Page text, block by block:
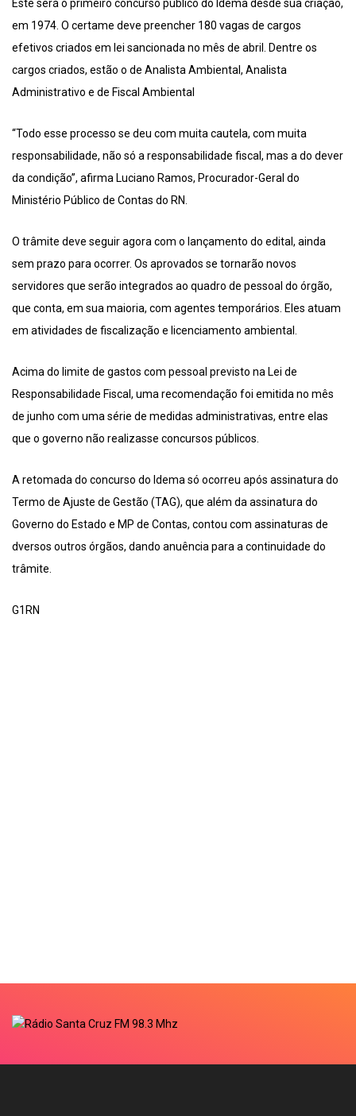
Este será o primeiro concurso público do Idema desde sua criação,
em 1974. O certame deve preencher 180 vagas de cargos
efetivos criados em lei sancionada no mês de abril. Dentre os
cargos criados, estão o de Analista Ambiental, Analista
Administrativo e de Fiscal Ambiental
“Todo esse processo se deu com muita cautela, com muita
responsabilidade, não só a responsabilidade fiscal, mas a do dever
da condição”, afirma Luciano Ramos, Procurador-Geral do
Ministério Público de Contas do RN.
O trâmite deve seguir agora com o lançamento do edital, ainda
sem prazo para ocorrer. Os aprovados se tornarão novos
servidores que serão integrados ao quadro de pessoal do órgão,
que conta, em sua maioria, com agentes temporários. Eles atuam
em atividades de fiscalização e licenciamento ambiental.
Acima do limite de gastos com pessoal previsto na Lei de
Responsabilidade Fiscal, uma recomendação foi emitida no mês
de junho com uma série de medidas administrativas, entre elas
que o governo não realizasse concursos públicos.
A retomada do concurso do Idema só ocorreu após assinatura do
Termo de Ajuste de Gestão (TAG), que além da assinatura do
Governo do Estado e MP de Contas, contou com assinaturas de
dversos outros órgãos, dando anuência para a continuidade do
trâmite.
G1RN